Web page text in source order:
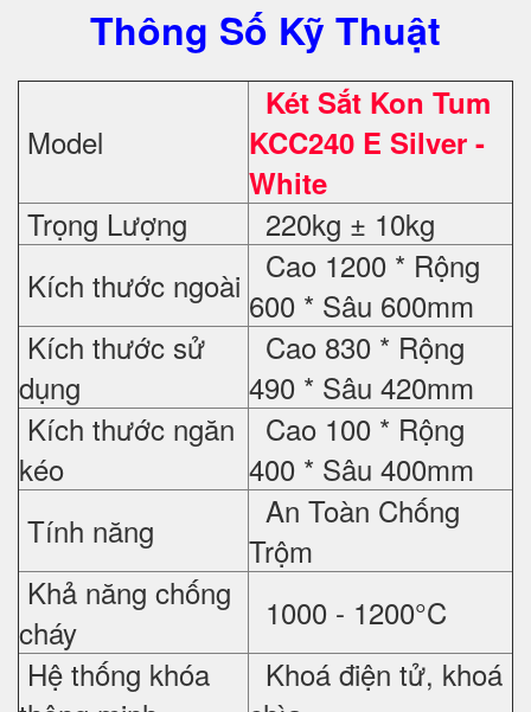
Thông Số Kỹ Thuật
Model
Két Sắt Kon Tum
KCC240 E Silver -
White
Trọng Lượng
220kg ± 10kg
Kích thước ngoài
Cao 1200 * Rộng
600 * Sâu 600mm
Kích thước sử
dụng
Cao 830 * Rộng
490 * Sâu 420mm
Kích thước ngăn
kéo
Cao 100 * Rộng
400 * Sâu 400mm
Tính năng
An Toàn Chống
Trộm
Khả năng chống
cháy
1000 - 1200°C
Hệ thống khóa
Khoá điện tử, khoá